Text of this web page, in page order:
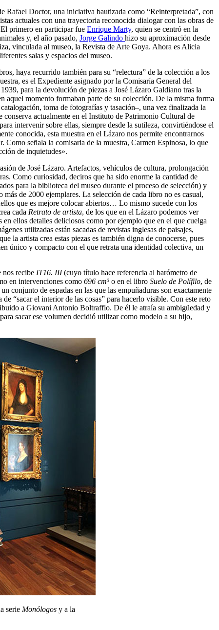
Rafael Doctor, una iniciativa bautizada como “Reinterpretada”, con
actuales con una trayectoria reconocida dialogar con las obras de
primero en participar fue Enrique Marty, quien se centró en la
y, el año pasado, Jorge Galindo hizo su aproximación desde
vinculada al museo, la Revista de Arte Goya. Ahora es Alicia
salas y espacios del museo.
haya recurrido también para su “relectura” de la colección a los
es el Expediente asignado por la Comisaría General del
para la devolución de piezas a José Lázaro Galdiano tras la
aquel momento formaban parte de su colección. De la misma forma
toma de fotografías y tasación–, una vez finalizada la
conserva actualmente en el Instituto de Patrimonio Cultural de
intervenir sobre ellas, siempre desde la sutileza, convirtiéndose el
conocida, esta muestra en el Lázaro nos permite encontrarnos
Como señala la comisaria de la muestra, Carmen Espinosa, lo que
de inquietudes».
de José Lázaro. Artefactos, vehículos de cultura, prolongación
Como curiosidad, deciros que ha sido enorme la cantidad de
para la biblioteca del museo durante el proceso de selección) y
de 2000 ejemplares. La selección de cada libro no es casual,
que es mejore colocar abiertos… Lo mismo sucede con los
cada Retrato de artista, de los que en el Lázaro podemos ver
ellos detalles deliciosos como por ejemplo que en el que cuelga
utilizadas están sacadas de revistas inglesas de paisajes,
la artista crea estas piezas es también digna de conocerse, pues
único y compacto con el que retrata una identidad colectiva, un
nos recibe IT16. III(cuyo título hace referencia al barómetro de
en intervenciones como 696 cm³ o en el libro Suelo de Polífilo, de
conjunto de espadas en las que las empuñaduras son exactamente
“sacar el interior de las cosas” para hacerlo visible. Con este reto
a Giovani Antonio Boltraffio. De él le atraía su ambigüedad y
sacar ese volumen decidió utilizar como modelo a su hijo,
serie Monólogos y a la